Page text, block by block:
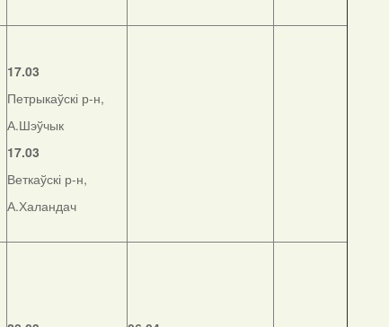
17.03
Петрыкаўскі р-н,
А.Шэўчык
17.03
Веткаўскі р-н,
А.Халандач